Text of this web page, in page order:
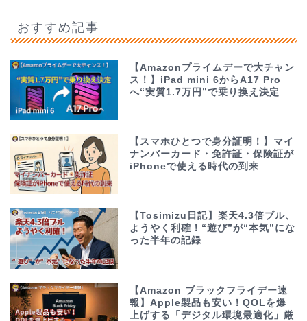
おすすめ記事
【Amazonプライムデーで大チャン
ス！】iPad mini 6からA17 Pro
へ“実質1.7万円”で乗り換え決定
【スマホひとつで身分証明！】マイ
ナンバーカード・免許証・保険証が
iPhoneで使える時代の到来
【Tosimizu日記】楽天4.3倍ブル、
ようやく利確！“遊び”が“本気”にな
った半年の記録
【Amazon ブラックフライデー速
報】Apple製品も安い！QOLを爆
上げする「デジタル環境最適化」厳